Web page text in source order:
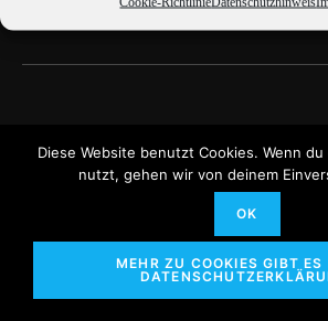
Bergpark
Datenschutzhinweis
Diese Website benutzt Cookies. Wenn
nutzt, gehen wir von deinem
OK
MEHR ZU COOKIES GIBT ES